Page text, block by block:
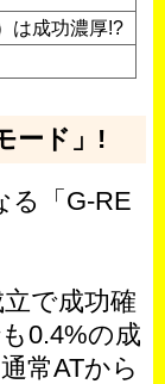
は成功濃厚!?
ード」!
る「G-RE
で成功確
0.4%の成
常ATから